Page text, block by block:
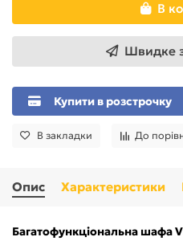
В
Швидке
Купити в розстрочку
В закладки До
Опис Характеристики
Багатофункціональна шафа